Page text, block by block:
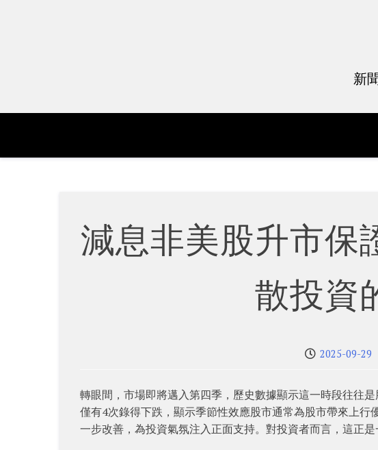
新
減息非美股升市
散投資
2025-09-29
轉眼間，市場即將邁入第四季，歷史數據顯示這一時段往往
僅有4次錄得下跌，顯示季節性效應股市通常為股市帶來上
一步改善，為投資氣氛注入正面支持。對投資者而言，這正是